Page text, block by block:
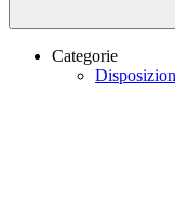
Categorie